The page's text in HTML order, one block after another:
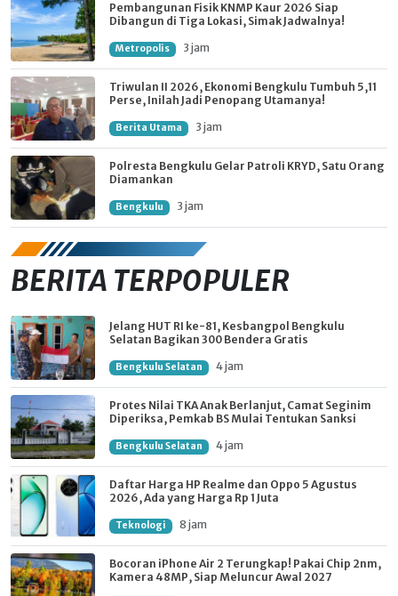
Pembangunan Fisik KNMP Kaur 2026 Siap
Dibangun di Tiga Lokasi, Simak Jadwalnya!
Metropolis 3 jam
Triwulan II 2026, Ekonomi Bengkulu Tumbuh 5,11
Perse, Inilah Jadi Penopang Utamanya!
Berita Utama 3 jam
Polresta Bengkulu Gelar Patroli KRYD, Satu Orang
Diamankan
Bengkulu 3 jam
BERITA TERPOPULER
Jelang HUT RI ke-81, Kesbangpol Bengkulu
Selatan Bagikan 300 Bendera Gratis
Bengkulu Selatan 4 jam
Protes Nilai TKA Anak Berlanjut, Camat Seginim
Diperiksa, Pemkab BS Mulai Tentukan Sanksi
Bengkulu Selatan 4 jam
Daftar Harga HP Realme dan Oppo 5 Agustus
2026, Ada yang Harga Rp 1 Juta
Teknologi 8 jam
Bocoran iPhone Air 2 Terungkap! Pakai Chip 2nm,
Kamera 48MP, Siap Meluncur Awal 2027